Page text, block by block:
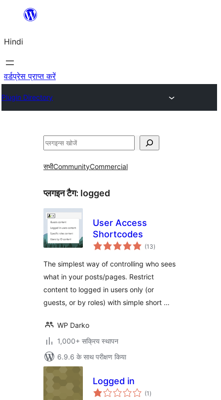
सामग्री
जाएं
Hindi
वर्डप्रेस प्राप्त करें
Plugin Directory
खोजें
सभीCommunityCommercial
प्लगइन टैग: logged
User Access
Shortcodes
(13कुल
दर)
The simplest way of controlling who sees
what in your posts/pages. Restrict
content to logged in users only (or
guests, or by roles) with simple short …
WP Darko
1,000+ सक्रिय स्थापन
6.9.6 के साथ परीक्षण किया
Logged in
(1 कुल
दर)